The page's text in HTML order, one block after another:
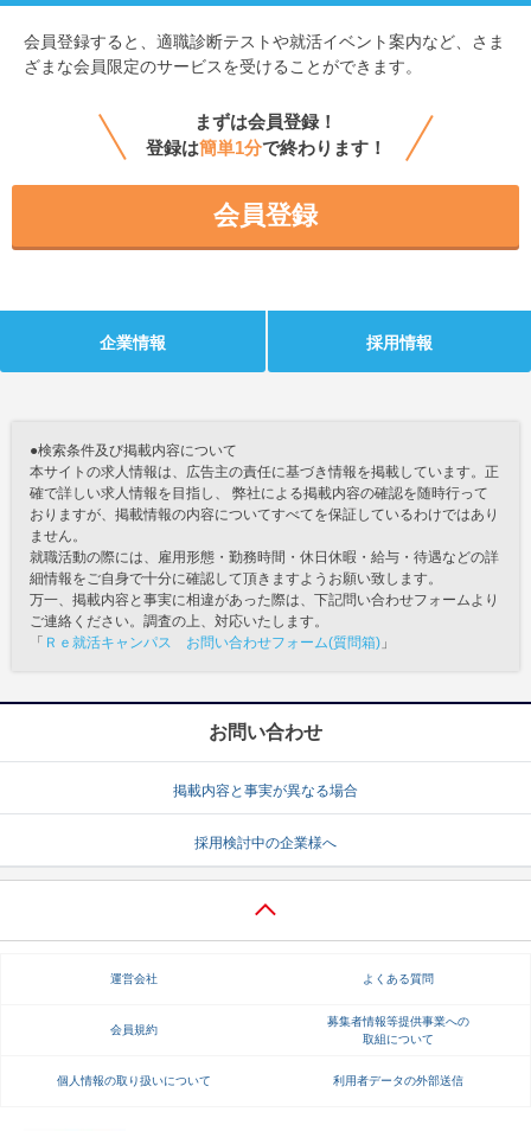
会員登録すると、 適職診断テストや就活イベント案内など、さま
ざまな会員限定のサービスを受けることができます。
まずは会員登録！
登録は簡単1分で終わります！
会員登録
企業情報 採用情報
●検索条件及び掲載内容について
本サイトの求人情報は、広告主の責任に基づき情報を掲載しています。正
確で詳しい求人情報を目指し、 弊社による掲載内容の確認を随時行って
おりますが、掲載情報の内容についてすべてを保証しているわけではあり
ません。
就職活動の際には、雇用形態・勤務時間・休日休暇・給与・待遇などの詳
細情報をご自身で十分に確認して頂きますようお願い致します。
万一、掲載内容と事実に相違があった際は、下記問い合わせフォームより
ご連絡ください。調査の上、対応いたします。
「 Ｒｅ就活キャンパス お問い合わせフォーム(質問箱) 」
お問い合わせ
掲載内容と事実が異なる場合
採用検討中の企業様へ
運営会社 よくある質問
会員規約
募集者情報等提供事業への
取組について
個人情報の取り扱いについて 利用者データの外部送信